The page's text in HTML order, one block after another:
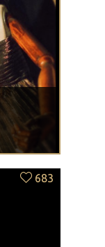
683